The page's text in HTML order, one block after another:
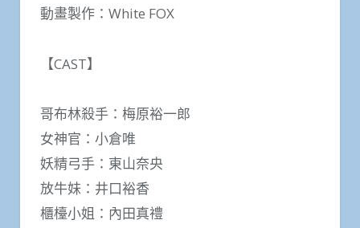
動畫製作：White FOX
【CAST】
哥布林殺手：梅原裕一郎
女神官：小倉唯
妖精弓手：東山奈央
放牛妹：井口裕香
櫃檯小姐：內田真禮